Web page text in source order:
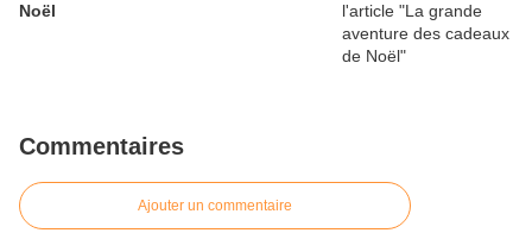
Noël
Commentaires
Ajouter un commentaire